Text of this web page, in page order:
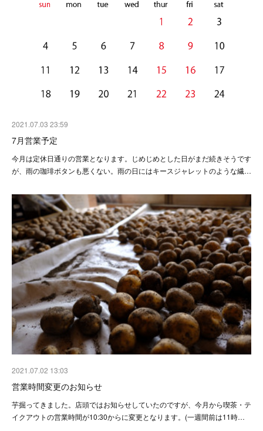
2021.07.03 23:59
7月営業予定
今月は定休日通りの営業となります。じめじめとした日がまだ続きそうです
が、雨の珈琲ボタンも悪くない。雨の日にはキースジャレットのような繊…
2021.07.02 13:03
営業時間変更のお知らせ
芋掘ってきました。店頭ではお知らせしていたのですが、今月から喫茶・テ
イクアウトの営業時間が10:30からに変更となります。(一週間前は11時…